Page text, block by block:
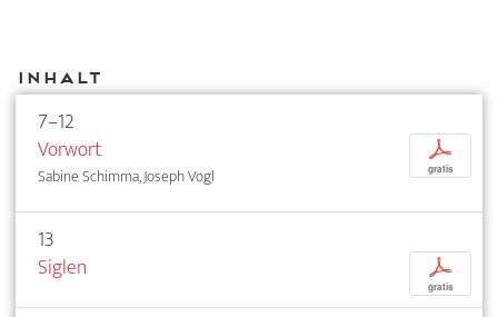
Inhalt
7–12
Vorwort
Sabine Schimma, Joseph Vogl
p
gratis
13
Siglen
p
gratis